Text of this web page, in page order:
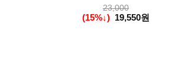
23,000
(15%↓) 19,550원